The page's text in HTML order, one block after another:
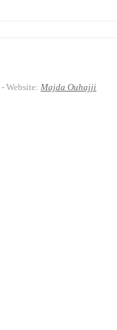
- Website: Majda Ouhajji